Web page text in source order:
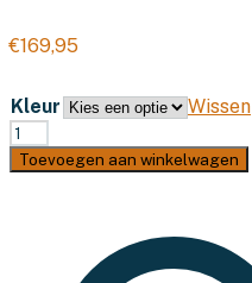
€169,95
Kleur
Wissen
Eurotrail
Bonaire
-
Toevoegen aan winkelwagen